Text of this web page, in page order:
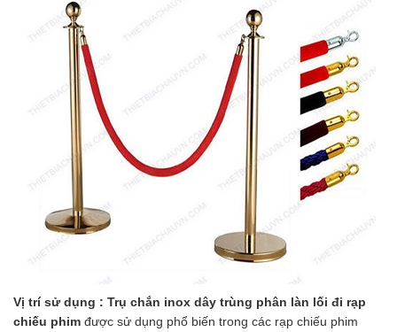
Vị trí sử dụng : Trụ chắn inox dây trùng phân làn lối đi rạp
chiếu phim được sử dụng phổ biến trong các rạp chiếu phim